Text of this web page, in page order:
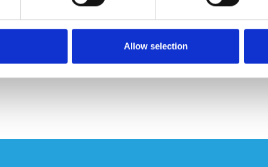
Allow selection